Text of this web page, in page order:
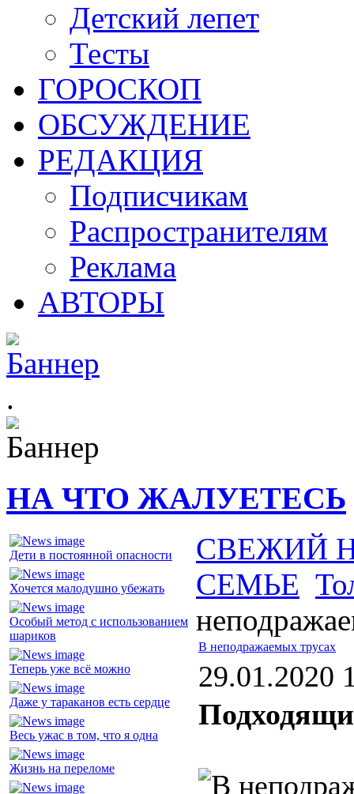
Детский лепет
Тесты
ГОРОСКОП
ОБСУЖДЕНИЕ
РЕДАКЦИЯ
Подписчикам
Распространителям
Реклама
АВТОРЫ
.
НА ЧТО ЖАЛУЕТЕСЬ
Дети в постоянной опасности
Хочется малодушно убежать
Особый метод с использованием
шариков
Теперь уже всё можно
Даже у тараканов есть сердце
Весь ужас в том, что я одна
Жизнь на переломе
СВЕЖИЙ
СЕМЬЕ
В неподражаемых трусах
29.01.2020